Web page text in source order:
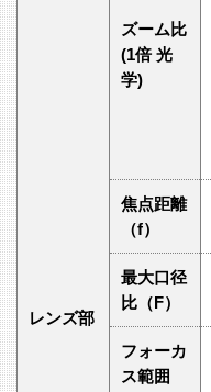
レンズ部
ズーム比
(1倍 光
学)
焦点距離
（f）
最大口径
比（F）
フォーカ
ス範囲